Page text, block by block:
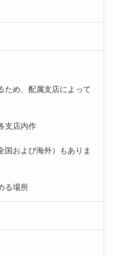
ため、配属支店によって
支店内作
および海外）もありま
る場所